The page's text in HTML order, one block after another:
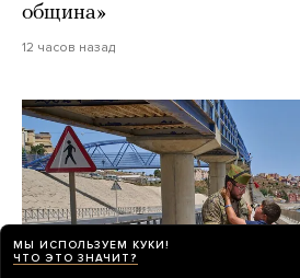
община»
12 часов назад
МЫ ИСПОЛЬЗУЕМ КУКИ!
ЧТО ЭТО ЗНАЧИТ?